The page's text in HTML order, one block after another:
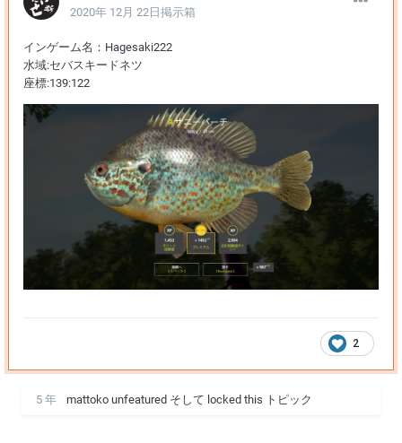
2020年 12月 22日掲示箱
インゲーム名：Hagesaki222
水域:セバスキードネツ
座標:139:122
2
5 年 mattoko unfeatured そして locked this トピック